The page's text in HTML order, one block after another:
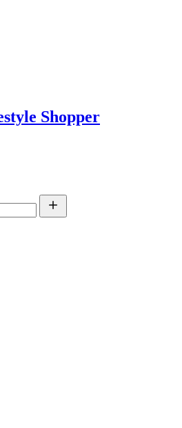
Shopper